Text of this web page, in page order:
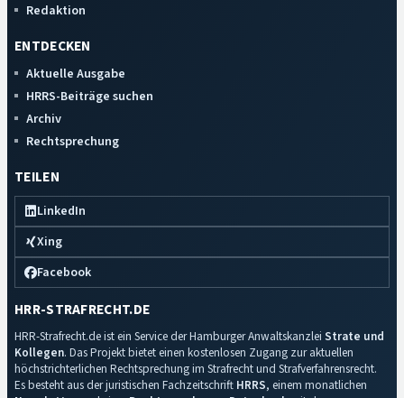
Redaktion
ENTDECKEN
Aktuelle Ausgabe
HRRS-Beiträge suchen
Archiv
Rechtsprechung
TEILEN
LinkedIn
Xing
Facebook
HRR-STRAFRECHT.DE
HRR-Strafrecht.de ist ein Service der Hamburger Anwaltskanzlei Strate und
Kollegen. Das Projekt bietet einen kostenlosen Zugang zur aktuellen
höchstrichterlichen Rechtsprechung im Strafrecht und Strafverfahrensrecht.
Es besteht aus der juristischen Fachzeitschrift HRRS, einem monatlichen